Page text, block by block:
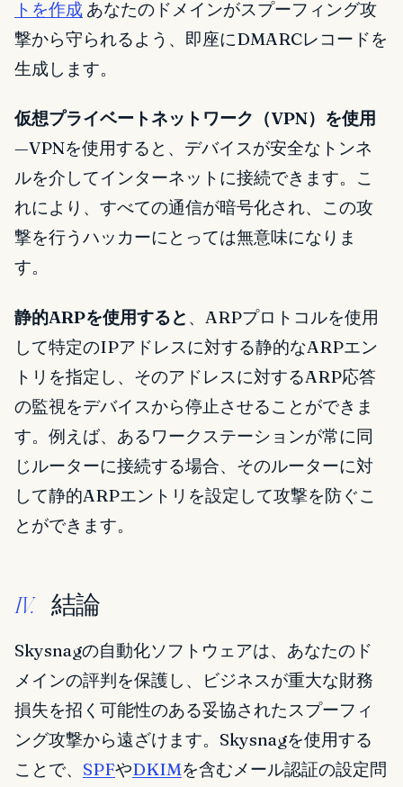
トを作成 あなたのドメインがスプーフィング攻
撃から守られるよう、即座にDMARCレコードを
生成します。
仮想プライベートネットワーク（VPN）を使用
—VPNを使用すると、デバイスが安全なトンネ
ルを介してインターネットに接続できます。こ
れにより、すべての通信が暗号化され、この攻
撃を行うハッカーにとっては無意味になりま
す。
静的ARPを使用すると 、ARPプロトコルを使用
して特定のIPアドレスに対する静的なARPエン
トリを指定し、そのアドレスに対するARP応答
の監視をデバイスから停止させることができま
す。例えば、あるワークステーションが常に同
じルーターに接続する場合、そのルーターに対
して静的ARPエントリを設定して攻撃を防ぐこ
とができます。
IV. 結論
Skysnagの自動化ソフトウェアは、あなたのド
メインの評判を保護し、ビジネスが重大な財務
損失を招く可能性のある妥協されたスプーフィ
ング攻撃から遠ざけます。Skysnagを使用する
ことで、 SPFやDKIMを含むメール認証の設定問